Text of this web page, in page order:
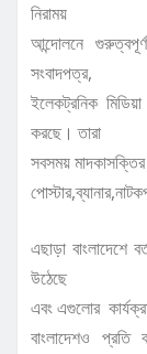
নিরাময়
আন্দোলনে
সংবাদপত্র,
ইলেকট্রনিক
করছে। তারা
সবসময় মাদকাসক্তির
এছাড়া বাংলাদেশে
উঠেছে
এবং এগুলোর
বাংলাদেশও প্রতি